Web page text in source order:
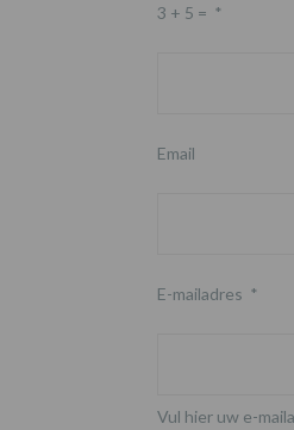
3 + 5 = *
Email
E-mailadres *
Vul hier uw e-